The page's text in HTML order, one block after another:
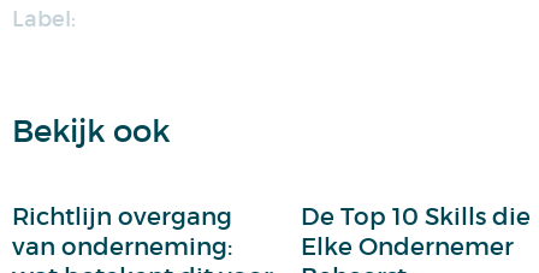
Label:
Bekijk ook
Richtlijn overgang
van onderneming:
De Top 10 Skills die
Elke Ondernemer